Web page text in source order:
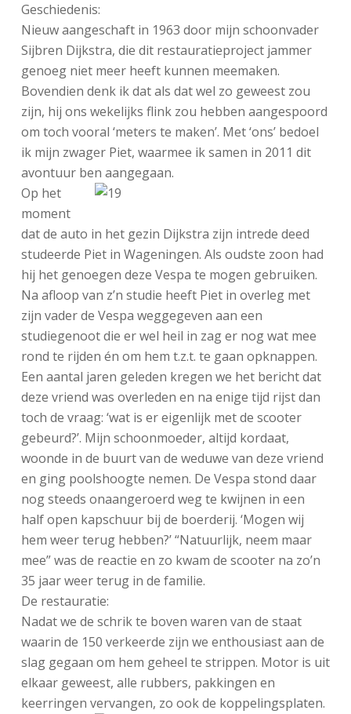
Geschiedenis:
Nieuw aangeschaft in 1963 door mijn schoonvader
Sijbren Dijkstra, die dit restauratieproject jammer
genoeg niet meer heeft kunnen meemaken.
Bovendien denk ik dat als dat wel zo geweest zou
zijn, hij ons wekelijks flink zou hebben aangespoord
om toch vooral ‘meters te maken’. Met ‘ons’ bedoel
ik mijn zwager Piet, waarmee ik samen in 2011 dit
avontuur ben aangegaan.
Op het
moment
dat de auto in het gezin Dijkstra zijn intrede deed
studeerde Piet in Wageningen. Als oudste zoon had
hij het genoegen deze Vespa te mogen gebruiken.
Na afloop van z’n studie heeft Piet in overleg met
zijn vader de Vespa weggegeven aan een
studiegenoot die er wel heil in zag er nog wat mee
rond te rijden én om hem t.z.t. te gaan opknappen.
Een aantal jaren geleden kregen we het bericht dat
deze vriend was overleden en na enige tijd rijst dan
toch de vraag: ‘wat is er eigenlijk met de scooter
gebeurd?’. Mijn schoonmoeder, altijd kordaat,
woonde in de buurt van de weduwe van deze vriend
en ging poolshoogte nemen. De Vespa stond daar
nog steeds onaangeroerd weg te kwijnen in een
half open kapschuur bij de boerderij. ‘Mogen wij
hem weer terug hebben?’ “Natuurlijk, neem maar
mee” was de reactie en zo kwam de scooter na zo’n
35 jaar weer terug in de familie.
De restauratie:
Nadat we de schrik te boven waren van de staat
waarin de 150 verkeerde zijn we enthousiast aan de
slag gegaan om hem geheel te strippen. Motor is uit
elkaar geweest, alle rubbers, pakkingen en
keerringen vervangen, zo ook de koppelingsplaten.